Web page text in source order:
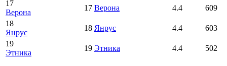
17
Верона
17 Верона 4.4
609
18
Янрус
18 Янрус 4.4
603
19
Этника
19 Этника 4.4 502